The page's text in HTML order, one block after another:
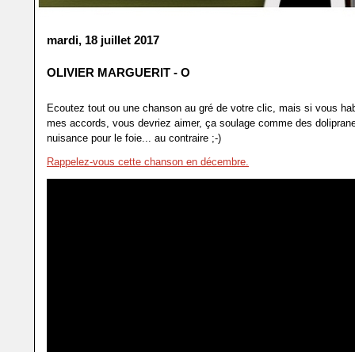
mardi, 18 juillet 2017
OLIVIER MARGUERIT - O
Ecoutez tout ou une chanson au gré de votre clic, mais si vous
mes accords, vous devriez aimer, ça soulage comme des
nuisance pour le foie... au contraire ;-)
Rappelez-vous cette chanson en décembre.